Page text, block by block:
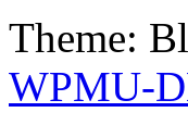
Theme:
WPMU-